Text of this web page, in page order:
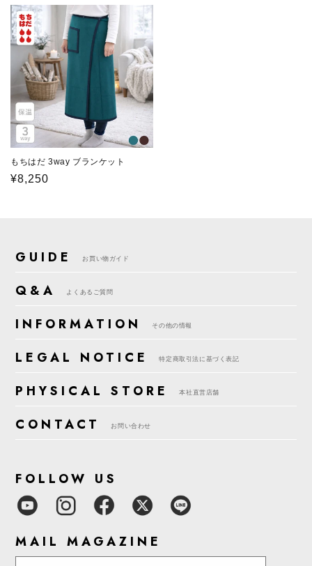
価
格
もちはだ 3way ブランケット
通
¥8,250
GUIDE お買い物ガイド
Q&A よくあるご質問
INFORMATION その他の情報
LEGAL NOTICE 特定商取引法に基づく表記
PHYSICAL STORE 本社直営店舗
CONTACT お問い合わせ
FOLLOW US
MAIL MAGAZINE